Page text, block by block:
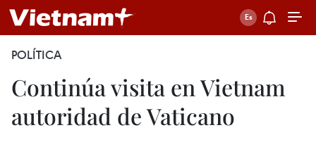
POLÍTICA
Continúa visita en Vietnam
autoridad de Vaticano